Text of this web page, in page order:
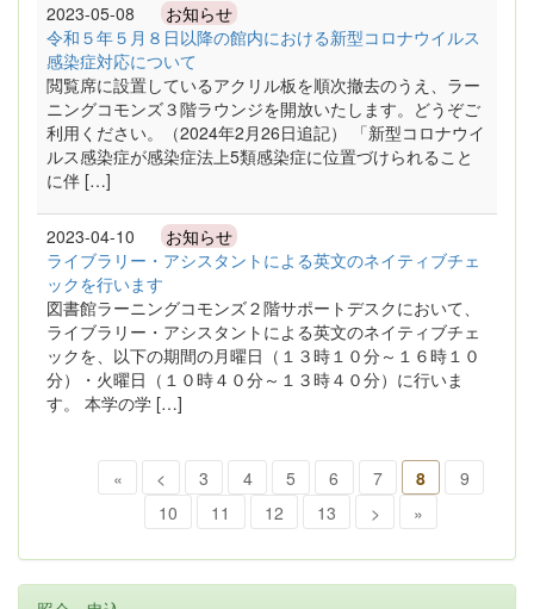
2023-05-08 お知らせ
令和５年５月８日以降の館内における新型コロナウイルス
感染症対応について
閲覧席に設置しているアクリル板を順次撤去のうえ、ラー
ニングコモンズ３階ラウンジを開放いたします。どうぞご
利用ください。（2024年2月26日追記） 「新型コロナウイ
ルス感染症が感染症法上5類感染症に位置づけられること
に伴 […]
2023-04-10 お知らせ
ライブラリー・アシスタントによる英文のネイティブチェ
ックを行います
図書館ラーニングコモンズ２階サポートデスクにおいて、
ライブラリー・アシスタントによる英文のネイティブチェ
ックを、以下の期間の月曜日（１３時１０分～１６時１０
分）・火曜日（１０時４０分～１３時４０分）に行いま
す。 本学の学 […]
« < 3 4 5 6 7 8
9
10
11 12 13 > »